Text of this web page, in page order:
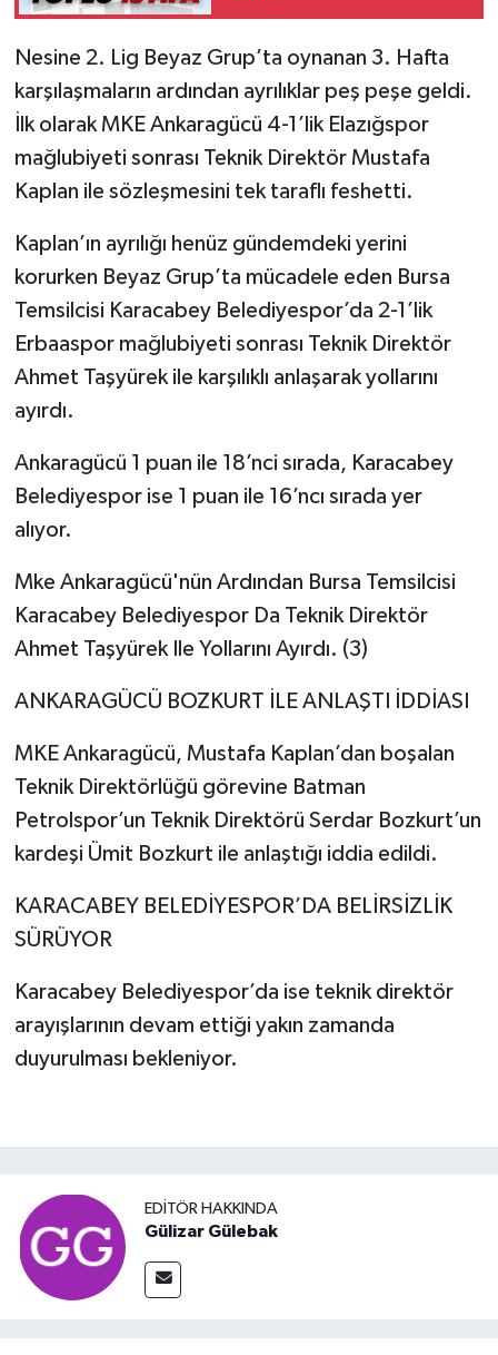
Nesine 2. Lig Beyaz Grup’ta oynanan 3. Hafta
karşılaşmaların ardından ayrılıklar peş peşe geldi.
İlk olarak MKE Ankaragücü 4-1’lik Elazığspor
mağlubiyeti sonrası Teknik Direktör Mustafa
Kaplan ile sözleşmesini tek taraflı feshetti.
Kaplan’ın ayrılığı henüz gündemdeki yerini
korurken Beyaz Grup’ta mücadele eden Bursa
Temsilcisi Karacabey Belediyespor’da 2-1’lik
Erbaaspor mağlubiyeti sonrası Teknik Direktör
Ahmet Taşyürek ile karşılıklı anlaşarak yollarını
ayırdı.
Ankaragücü 1 puan ile 18’nci sırada, Karacabey
Belediyespor ise 1 puan ile 16’ncı sırada yer
alıyor.
Mke Ankaragücü'nün Ardından Bursa Temsilcisi
Karacabey Belediyespor Da Teknik Direktör
Ahmet Taşyürek Ile Yollarını Ayırdı. (3)
ANKARAGÜCÜ BOZKURT İLE ANLAŞTI İDDİASI
MKE Ankaragücü, Mustafa Kaplan’dan boşalan
Teknik Direktörlüğü görevine Batman
Petrolspor’un Teknik Direktörü Serdar Bozkurt’un
kardeşi Ümit Bozkurt ile anlaştığı iddia edildi.
KARACABEY BELEDİYESPOR’DA BELİRSİZLİK
SÜRÜYOR
Karacabey Belediyespor’da ise teknik direktör
arayışlarının devam ettiği yakın zamanda
duyurulması bekleniyor.
EDITÖR HAKKINDA
Gülizar Gülebak